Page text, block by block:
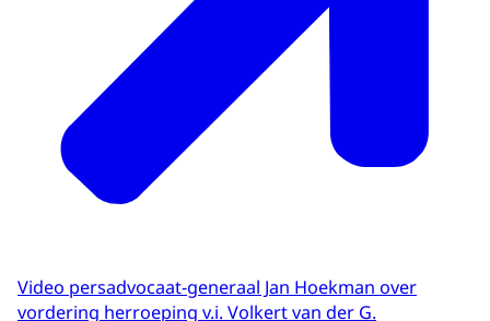
Video persadvocaat-generaal Jan Hoekman over
vordering herroeping v.i. Volkert van der G.